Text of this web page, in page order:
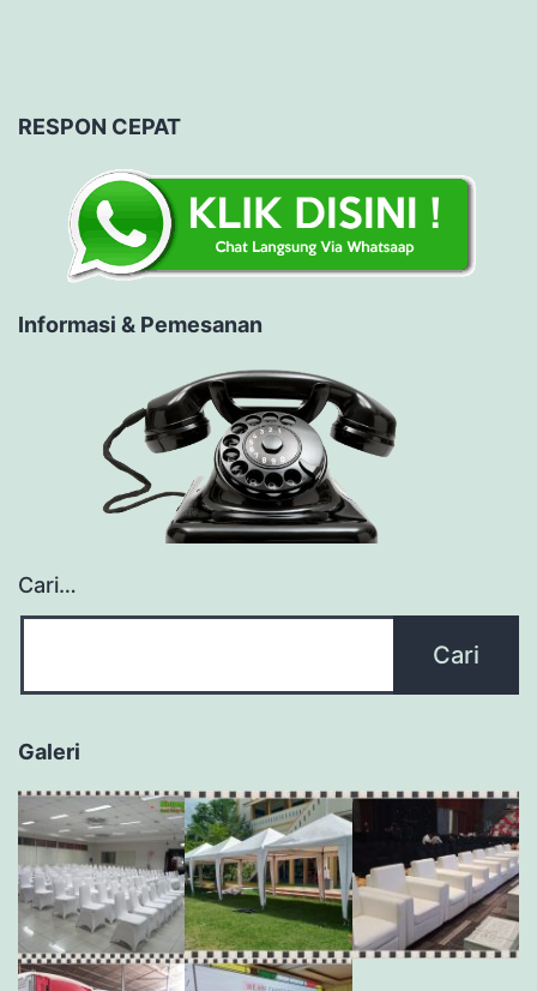
RESPON CEPAT
Informasi & Pemesanan
Cari…
Galeri